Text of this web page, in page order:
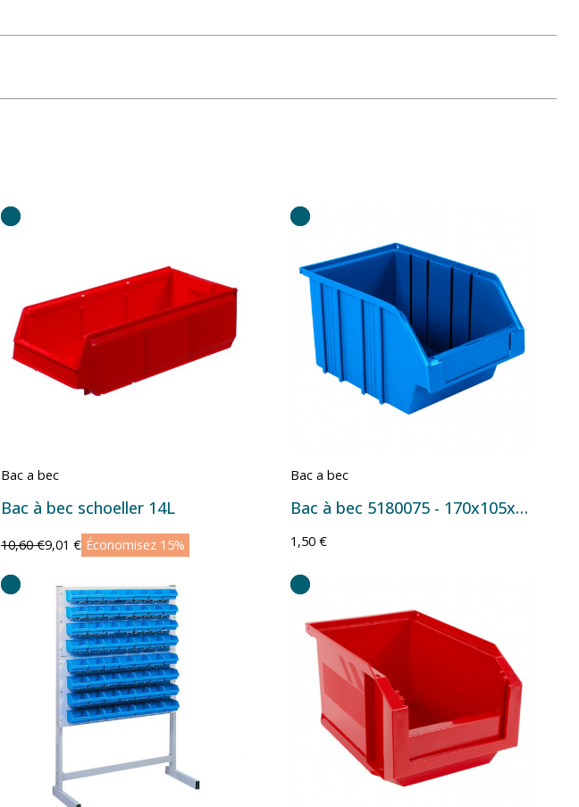
Bac a bec
Bac à bec schoeller 14L
10,60 €9,01 € Économisez 15%
Bac a bec
Bac à bec 5180075 - 170x105x75 mm - 1 L Bleu
1,50 €